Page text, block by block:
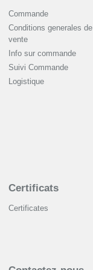
Commande
Conditions generales de
vente
Info sur commande
Suivi Commande
Logistique
Certificats
Certificates